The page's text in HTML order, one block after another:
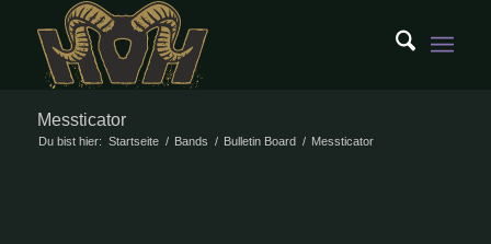
Messticator
Du bist hier: Startseite / Bands / Bulletin Board / Messticator